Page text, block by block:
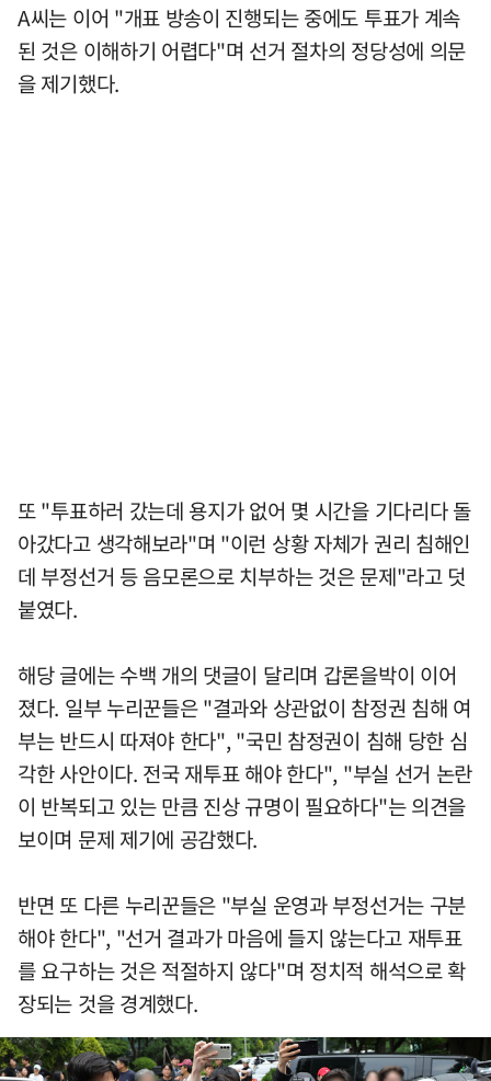
A씨는 이어 "개표 방송이 진행되는 중에도 투표가 계속
된 것은 이해하기 어렵다"며 선거 절차의 정당성에 의문
을 제기했다.
또 "투표하러 갔는데 용지가 없어 몇 시간을 기다리다 돌
아갔다고 생각해보라"며 "이런 상황 자체가 권리 침해인
데 부정선거 등 음모론으로 치부하는 것은 문제"라고 덧
붙였다.
해당 글에는 수백 개의 댓글이 달리며 갑론을박이 이어
졌다. 일부 누리꾼들은 "결과와 상관없이 참정권 침해 여
부는 반드시 따져야 한다", "국민 참정권이 침해 당한 심
각한 사안이다. 전국 재투표 해야 한다", "부실 선거 논란
이 반복되고 있는 만큼 진상 규명이 필요하다"는 의견을
보이며 문제 제기에 공감했다.
반면 또 다른 누리꾼들은 "부실 운영과 부정선거는 구분
해야 한다", "선거 결과가 마음에 들지 않는다고 재투표
를 요구하는 것은 적절하지 않다"며 정치적 해석으로 확
장되는 것을 경계했다.